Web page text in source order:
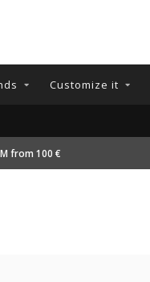
Customize it
from 100 €